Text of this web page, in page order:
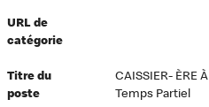
URL de
catégorie
Titre du
poste
CAISSIER- ÈRE À
Temps Partiel